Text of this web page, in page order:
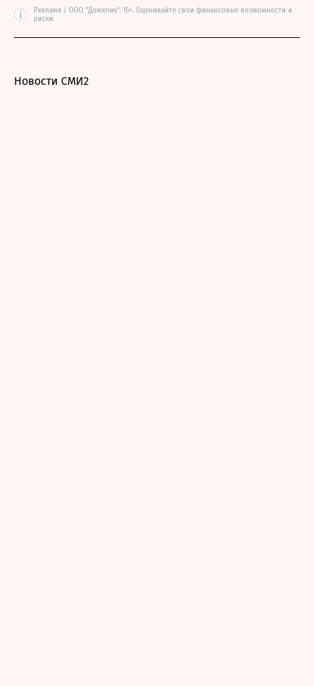
i
Реклама / ООО "Домклик". 16+. Оценивайте свои финансовые возможности и
риски
Новости СМИ2